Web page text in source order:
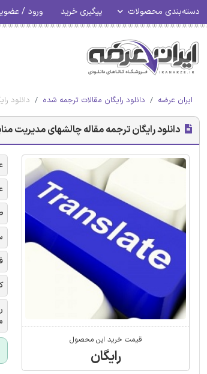
دسته‌بندی محصولات پیگیری خرید ورود /
ایران عرضه دانلود رایگان مقالات ترجمه شده دانلود
دانلود رایگان ترجمه مقاله چالشهای مدیریت
قیمت خرید این محصول
رایگان